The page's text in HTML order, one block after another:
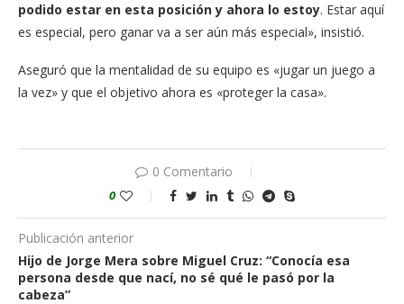
podido estar en esta posición y ahora lo estoy. Estar aquí
es especial, pero ganar va a ser aún más especial», insistió.
Aseguró que la mentalidad de su equipo es «jugar un juego a
la vez» y que el objetivo ahora es «proteger la casa».
0 Comentario
0
Publicación anterior
Hijo de Jorge Mera sobre Miguel Cruz: “Conocía esa
persona desde que nací, no sé qué le pasó por la
cabeza”